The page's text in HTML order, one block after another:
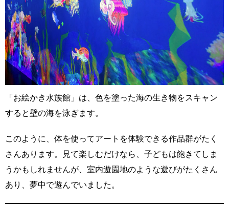
「お絵かき水族館」は、色を塗った海の生き物をスキャン
すると壁の海を泳ぎます。
このように、体を使ってアートを体験できる作品群がたく
さんあります。見て楽しむだけなら、子どもは飽きてしま
うかもしれませんが、室内遊園地のような遊びがたくさん
あり、夢中で遊んでいました。